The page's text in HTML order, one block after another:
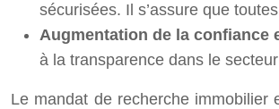
sécurisées. Il s’assure que
Augmentation de la confiance
à la transparence dans le
Le mandat de recherche immobilier